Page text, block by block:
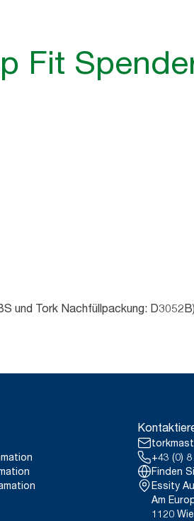
Fit
und Tork Nachfüllpackung: D3052B)
+43 (0)
Finden
Essity
Am
1120